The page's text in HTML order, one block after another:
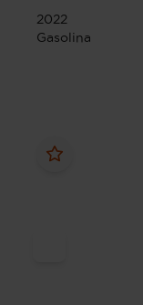
2022
Gasolina